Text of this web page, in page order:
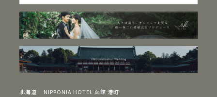
北海道
NIPPONIA HOTEL 函館 港町